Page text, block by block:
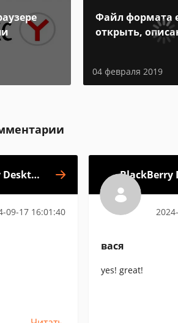
Файл формата
открыть,
04 февраля 2019
09-17 16:01:40
BlackBerry
вася
yes! great!